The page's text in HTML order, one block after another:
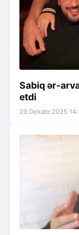
Sabiq ər-
etdi
29.Dekabr.2025